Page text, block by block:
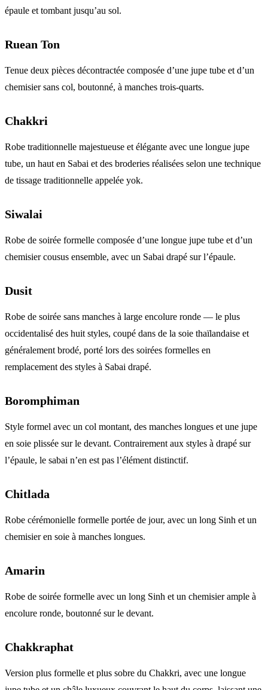
épaule et tombant jusqu’au sol.
Ruean Ton
Tenue deux pièces décontractée composée d’une jupe tube et d’un
chemisier sans col, boutonné, à manches trois-quarts.
Chakkri
Robe traditionnelle majestueuse et élégante avec une longue jupe
tube, un haut en Sabai et des broderies réalisées selon une technique
de tissage traditionnelle appelée yok.
Siwalai
Robe de soirée formelle composée d’une longue jupe tube et d’un
chemisier cousus ensemble, avec un Sabai drapé sur l’épaule.
Dusit
Robe de soirée sans manches à large encolure ronde — le plus
occidentalisé des huit styles, coupé dans de la soie thaïlandaise et
généralement brodé, porté lors des soirées formelles en
remplacement des styles à Sabai drapé.
Boromphiman
Style formel avec un col montant, des manches longues et une jupe
en soie plissée sur le devant. Contrairement aux styles à drapé sur
l’épaule, le sabai n’en est pas l’élément distinctif.
Chitlada
Robe cérémonielle formelle portée de jour, avec un long Sinh et un
chemisier en soie à manches longues.
Amarin
Robe de soirée formelle avec un long Sinh et un chemisier ample à
encolure ronde, boutonné sur le devant.
Chakkraphat
Version plus formelle et plus sobre du Chakkri, avec une longue